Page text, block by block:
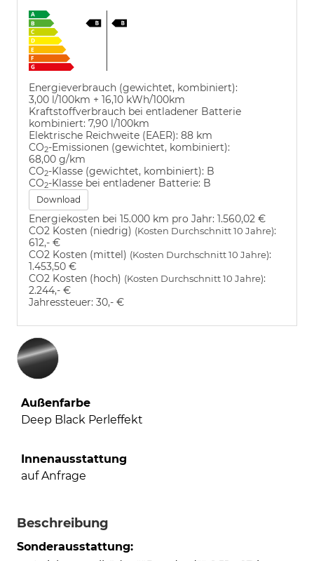
Energieverbrauch (gewichtet, kombiniert):
3,00 l/100km + 16,10 kWh/100km
Kraftstoffverbrauch bei entladener Batterie
kombiniert: 7,90 l/100km
Elektrische Reichweite (EAER): 88 km
CO2-Emissionen (gewichtet, kombiniert):
68,00 g/km
CO2-Klasse (gewichtet, kombiniert): B
CO2-Klasse bei entladener Batterie: B
Download
Energiekosten bei 15.000 km pro Jahr: 1.560,02 €
CO2 Kosten (niedrig) (Kosten Durchschnitt 10 Jahre):
612,- €
CO2 Kosten (mittel) (Kosten Durchschnitt 10 Jahre):
1.453,50 €
CO2 Kosten (hoch) (Kosten Durchschnitt 10 Jahre):
2.244,- €
Jahressteuer: 30,- €
Außenfarbe
Deep Black Perleffekt
Innenausstattung
auf Anfrage
Beschreibung
Sonderausstattung: